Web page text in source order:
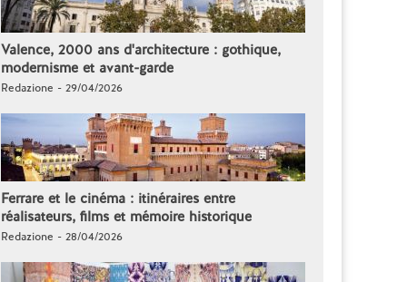
Valence, 2000 ans d'architecture : gothique,
modernisme et avant-garde
Redazione - 29/04/2026
Ferrare et le cinéma : itinéraires entre
réalisateurs, films et mémoire historique
Redazione - 28/04/2026